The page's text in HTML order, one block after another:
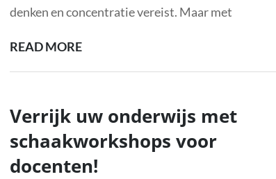
denken en concentratie vereist. Maar met
READ MOREONTDEK
VAN
DIGITALE
SCHAAKPLATFORMEN
Verrijk uw onderwijs met
schaakworkshops voor
docenten!